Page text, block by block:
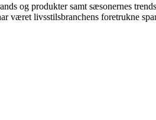
og produkter samt sæsonernes
været livsstilsbranchens foretrukne